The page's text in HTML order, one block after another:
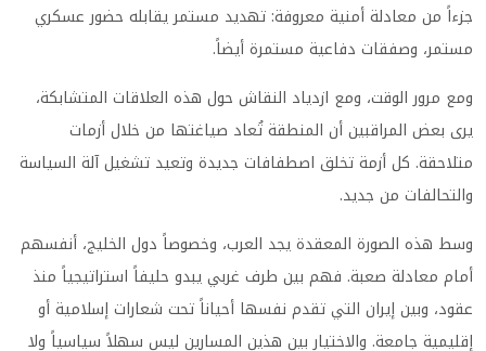
جزءاً من معادلة أمنية معروفة: تهديد مستمر يقابله حضور عسكري
مستمر، وصفقات دفاعية مستمرة أيضاً.
ومع مرور الوقت، ومع ازدياد النقاش حول هذه العلاقات المتشابكة،
يرى بعض المراقبين أن المنطقة تُعاد صياغتها من خلال أزمات
متلاحقة. كل أزمة تخلق اصطفافات جديدة وتعيد تشغيل آلة السياسة
والتحالفات من جديد.
وسط هذه الصورة المعقدة يجد العرب، وخصوصاً دول الخليج، أنفسهم
أمام معادلة صعبة. فهم بين طرف غربي يبدو حليفاً استراتيجياً منذ
عقود، وبين إيران التي تقدم نفسها أحياناً تحت شعارات إسلامية أو
إقليمية جامعة. والاختيار بين هذين المسارين ليس سهلاً سياسياً ولا